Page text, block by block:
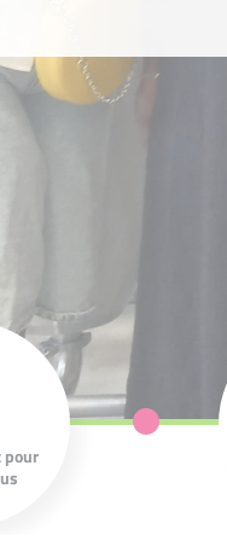
pour
à